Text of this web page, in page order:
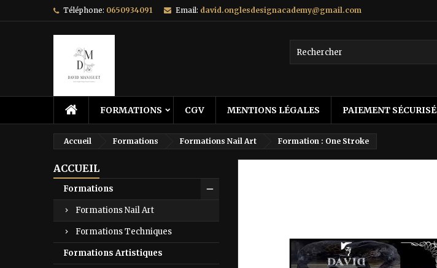
Téléphone: 0650934091 Email: david.onglesdesignacademy@gmail.com
FORMATIONS CGV MENTIONS LÉGALES PAIEMENT SÉCURISÉ
Accueil Formations Formations Nail Art Formation : One Stroke
ACCUEIL
Formations
Formations Nail Art
Formations Techniques
Formations Artistiques